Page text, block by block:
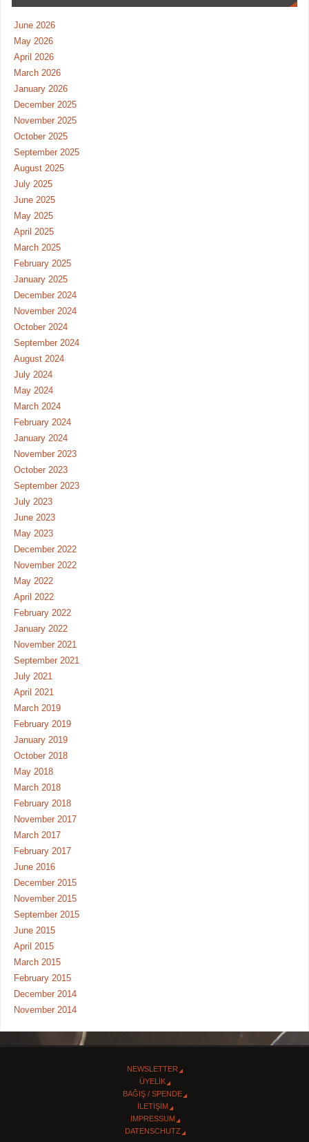
June 2026
May 2026
April 2026
March 2026
January 2026
December 2025
November 2025
October 2025
September 2025
August 2025
July 2025
June 2025
May 2025
April 2025
March 2025
February 2025
January 2025
December 2024
November 2024
October 2024
September 2024
August 2024
July 2024
May 2024
March 2024
February 2024
January 2024
November 2023
October 2023
September 2023
July 2023
June 2023
May 2023
December 2022
November 2022
May 2022
April 2022
February 2022
January 2022
November 2021
September 2021
July 2021
April 2021
March 2019
February 2019
January 2019
October 2018
May 2018
March 2018
February 2018
November 2017
March 2017
February 2017
June 2016
December 2015
November 2015
September 2015
June 2015
April 2015
March 2015
February 2015
December 2014
November 2014
NEWSLETTER
ÜYELİK
BAĞIŞ / SPENDE
İLETİŞİM
IMPRESSUM
DATENSCHUTZ